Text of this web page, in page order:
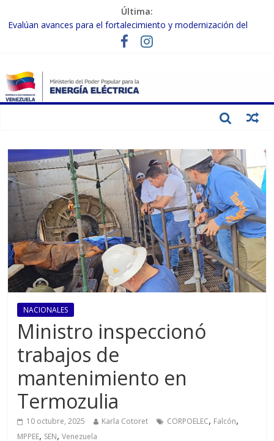
Última:
Evalúan avances para el fortalecimiento y modernización del
Inspeccionan trabajos de rehabilitación en instalaciones del SEN
Gobierno Nacional activa plan preventivo para fortalecer el SEN
ante el fenómeno de El Niño
Termocarabobo recupera el 50% de su capacidad de generación
NACIONALES
Ministro inspeccionó
trabajos de
mantenimiento en
Termozulia
10 octubre, 2025 Karla Cotoret CORPOELEC, Falcón,
MPPEE, SEN,Venezuela